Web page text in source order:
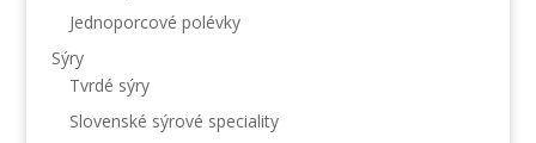
Jednoporcové polévky
Sýry
Tvrdé sýry
Slovenské sýrové speciality